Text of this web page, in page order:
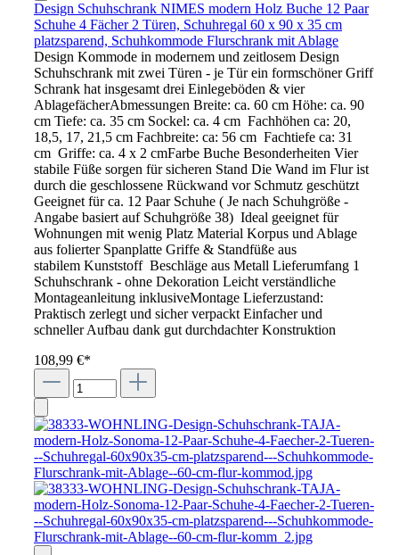
Design Schuhschrank NIMES modern Holz Buche 12 Paar
Schuhe 4 Fächer 2 Türen, Schuhregal 60 x 90 x 35 cm
platzsparend, Schuhkommode Flurschrank mit Ablage
Design Kommode in modernem und zeitlosem Design
Schuhschrank mit zwei Türen - je Tür ein formschöner Griff
Schrank hat insgesamt drei Einlegeböden & vier
AblagefächerAbmessungen Breite: ca. 60 cm Höhe: ca. 90
cm Tiefe: ca. 35 cm Sockel: ca. 4 cm Fachhöhen ca: 20,
18,5, 17, 21,5 cm Fachbreite: ca: 56 cm Fachtiefe ca: 31
cm Griffe: ca. 4 x 2 cmFarbe Buche Besonderheiten Vier
stabile Füße sorgen für sicheren Stand Die Wand im Flur ist
durch die geschlossene Rückwand vor Schmutz geschützt
Geeignet für ca. 12 Paar Schuhe ( Je nach Schuhgröße -
Angabe basiert auf Schuhgröße 38) Ideal geeignet für
Wohnungen mit wenig Platz Material Korpus und Ablage
aus folierter Spanplatte Griffe & Standfüße aus
stabilem Kunststoff Beschläge aus Metall Lieferumfang 1
Schuhschrank - ohne Dekoration Leicht verständliche
Montageanleitung inklusiveMontage Lieferzustand:
Praktisch zerlegt und sicher verpackt Einfacher und
schneller Aufbau dank gut durchdachter Konstruktion
108,99 €*